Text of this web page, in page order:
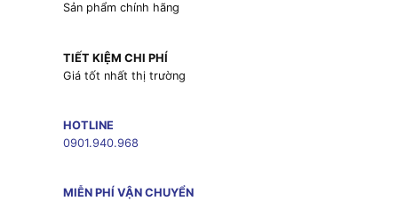
Sản phẩm chính hãng
TIẾT KIỆM CHI PHÍ
Giá tốt nhất thị trường
HOTLINE
0901.940.968
MIỄN PHÍ VẬN CHUYỂN